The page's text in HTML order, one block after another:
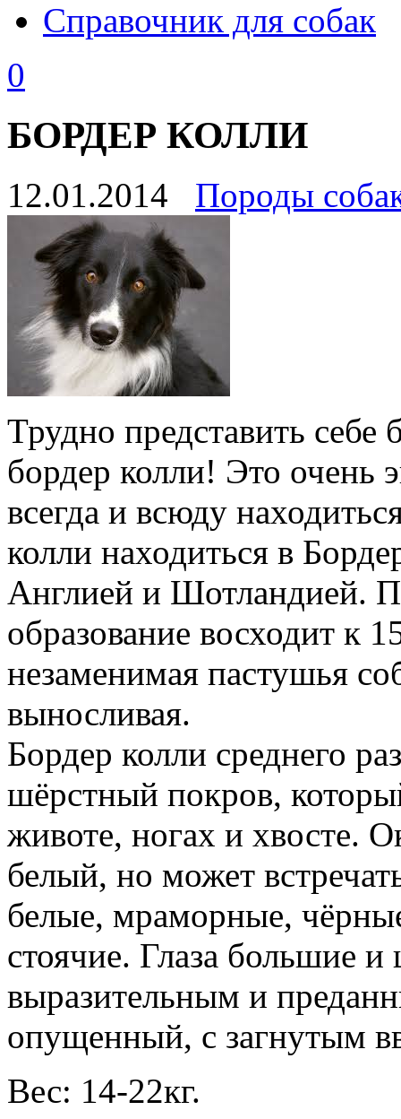
Справочник для собак
0
БОРДЕР КОЛЛИ
12.01.2014 Породы
Трудно представить себе
бордер колли! Это очень
всегда и всюду
колли находиться в
Англией и Шотландией.
образование восходит к
незаменимая пастушья
выносливая.
Бордер колли среднего
шёрстный покров,
животе, ногах и хвосте.
белый, но может
белые, мраморные,
стоячие. Глаза большие
выразительным и
опущенный, с загнутым
Вес: 14-22кг.